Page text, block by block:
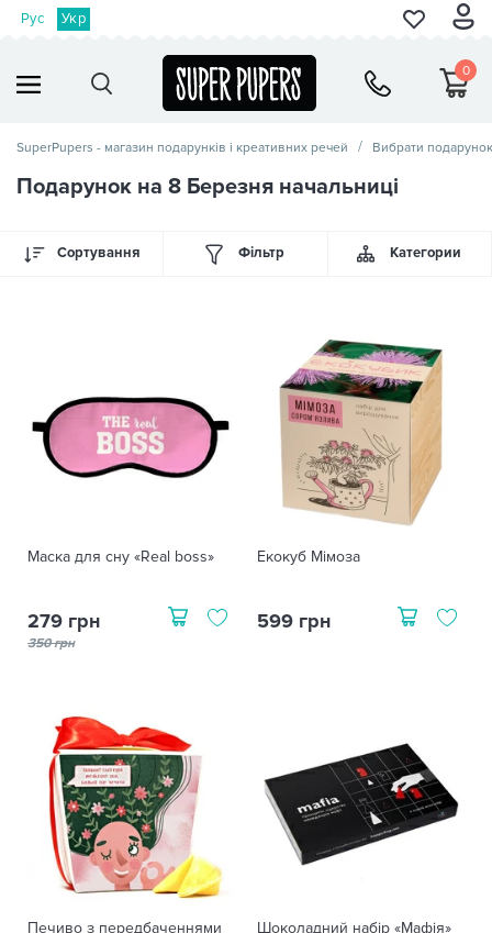
Рус Укр
0
SuperPupers - магазин подарунків і креативних речей Вибрати подарунок
Подарунок на 8 Березня начальниці
Сортування Фільтр Категории
Маска для сну «Real boss»
279 грн
350 грн
Екокуб Мімоза
599 грн
Печиво з передбаченнями
Шоколадний набір «Мафія»